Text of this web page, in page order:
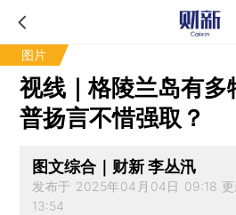
图片
视线｜格陵兰岛有多
普扬言不惜强取？
图文综合｜财新 李丛汛
发布于 2025年04月04日 09:18
13:54